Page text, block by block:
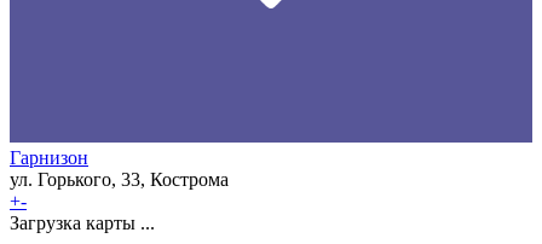
Гарнизон
ул. Горького, 33, Кострома
+-
Загрузка карты ...